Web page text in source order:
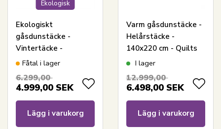
Ekologisk
Ekologiskt
gåsdunstäcke -
Vintertäcke -
140x220 cm - Feng
täcke
Fåtal i lager
6.299,00
4.999,00 SEK
Lägg i varukorg
Varm gåsdunstäcke -
Helårstäcke -
140x220 cm - Quilts
Of Denmark - Tunø
I lager
12.999,00
6.498,00 SEK
Lägg i varukorg